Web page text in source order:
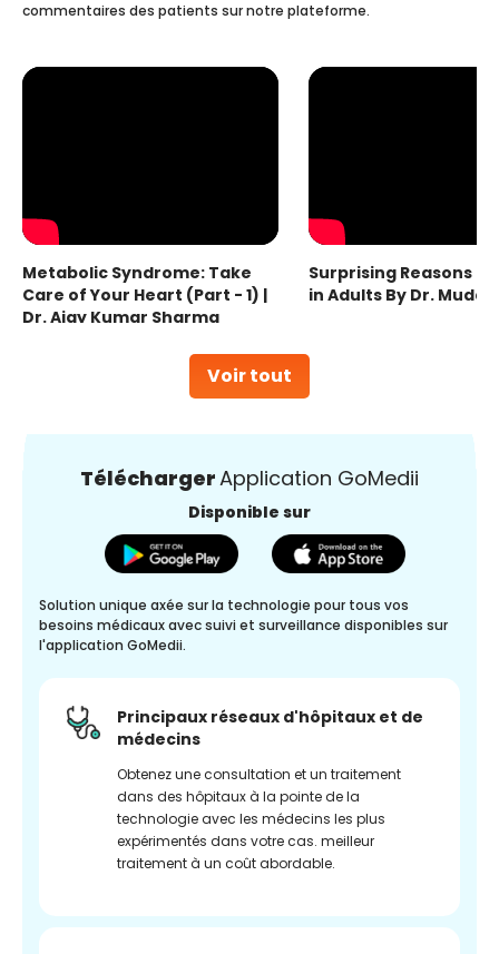
Voir tout
commentaires des patients sur notre plateforme.
Metabolic Syndrome: Take
Care of Your Heart (Part - 1) |
Dr. Ajay Kumar Sharma
Surprising Reasons
in Adults By Dr.
TéléchargerApplication GoMedii
Disponible sur
Solution unique axée sur la technologie pour tous vos
besoins médicaux avec suivi et surveillance disponibles sur
l'application GoMedii.
Principaux réseaux d'hôpitaux et de
médecins
Obtenez une consultation et un traitement
dans des hôpitaux à la pointe de la
technologie avec les médecins les plus
expérimentés dans votre cas. meilleur
traitement à un coût abordable.